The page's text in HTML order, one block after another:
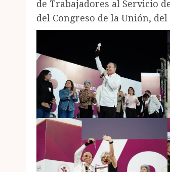
de Trabajadores al Servicio
del Congreso de la Unión,